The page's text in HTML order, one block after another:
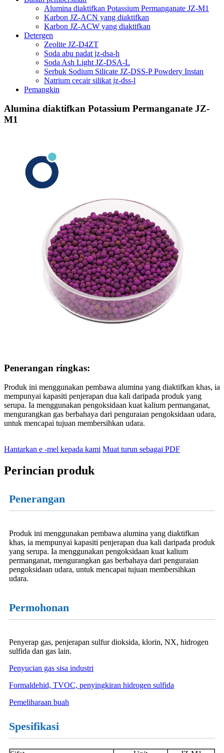
Alumina diaktifkan Potassium Permanganate JZ-M1
Karbon JZ-ACN yang diaktifkan
Karbon JZ-ACW yang diaktifkan
Detergen
Zeolite JZ-D4ZT
Soda abu padat jz-dsa-h
Soda Ash Light JZ-DSA-L
Serbuk Sodium Silicate JZ-DSS-P Powdery Instan
Natrium cecair silikat jz-dss-l
Pemangkin
Alumina diaktifkan Potassium Permanganate JZ-
M1
Penerangan ringkas:
Produk ini menggunakan pembawa alumina yang diaktifkan khas, ia
mempunyai kapasiti penjerapan dua kali daripada produk yang
serupa. Ia menggunakan pengoksidaan kuat kalium permanganat,
mengurangkan gas berbahaya dari penguraian pengoksidaan udara,
untuk mencapai tujuan membersihkan udara.
Hantarkan e -mel kepada kami Muat turun sebagai PDF
Perincian produk
Penerangan
Produk ini menggunakan pembawa alumina yang diaktifkan
khas, ia mempunyai kapasiti penjerapan dua kali daripada produk
yang serupa. Ia menggunakan pengoksidaan kuat kalium
permanganat, mengurangkan gas berbahaya dari penguraian
pengoksidaan udara, untuk mencapai tujuan membersihkan
udara.
Permohonan
Penyerap gas, penjerapan sulfur dioksida, klorin, NX, hidrogen
sulfida dan gas lain.
Penyucian gas sisa industri
Formaldehid, TVOC, penyingkiran hidrogen sulfida
Pemeliharaan buah
Spesifikasi